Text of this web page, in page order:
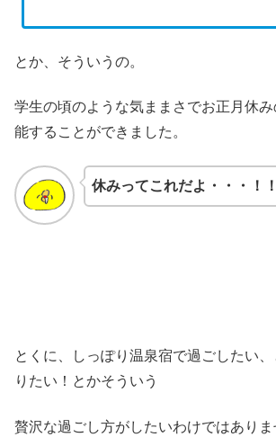
とか、そういうの。
学生の頃のような気ままさでお正月休
能することができました。
休みってこれだよ・・・！
とくに、しっぽり温泉宿で過ごしたい、
りたい！とかそういう
贅沢な過ごし方がしたいわけではありま